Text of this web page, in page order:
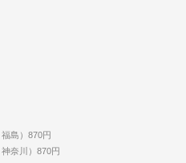
島）870円
奈川）870円